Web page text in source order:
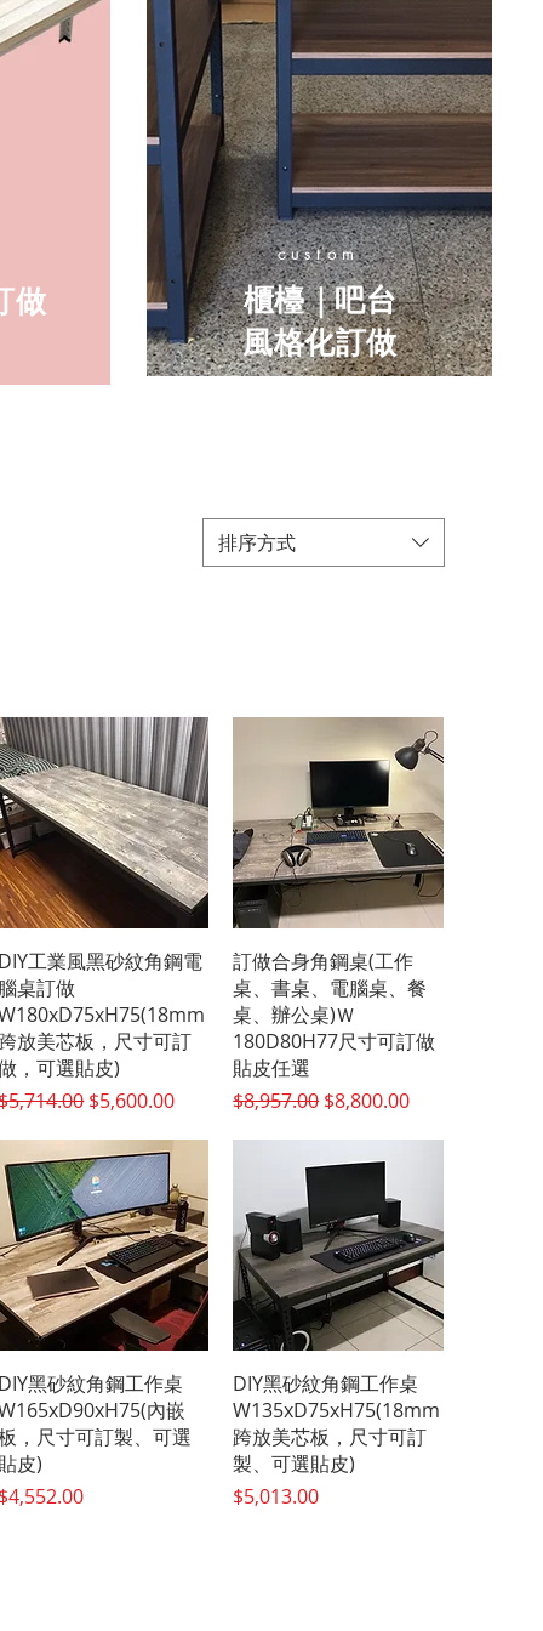
做
custom
櫃檯｜吧台
風格化訂做
排序方式
快速瀏覽
工業風黑砂紋角鋼電
桌訂做
放美芯板，尺寸可訂
，可選貼皮)
般價格 促銷價格
$5,600.00
快速瀏覽
訂做合身角鋼桌(工作
桌、書桌、電腦桌、餐
桌、辦公桌)Ｗ
180D80H77尺寸可訂做
貼皮任選
一般價格
$8,957.00 促銷價格
$8,800.00
快速瀏覽
黑砂紋角鋼工作桌
內嵌
，尺寸可訂製、可選
皮)
格
快速瀏覽
DIY黑砂紋角鋼工作桌
W135xD75xH75(18mm
跨放美芯板，尺寸可訂
製、可選貼皮)
價格
$5,013.00